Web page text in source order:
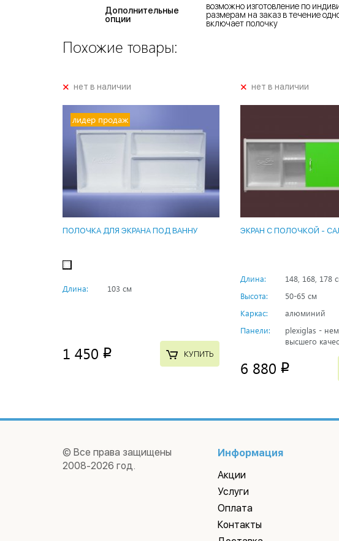
Дополнительные
опции
возможно изготовление по
размерам на заказ в течение
включает полочку
Похожие товары:
+нет в наличии
лидер продаж
ПОЛОЧКА ДЛЯ ЭКРАНА ПОД ВАННУ
Длина: 103 см
1 450 p КУПИТЬ
+нет в наличии
ЭКРАН С ПОЛОЧКОЙ -
Длина:
148, 168, 178
Высота:
50-65 см
Каркас:
алюминий
Панели:
plexiglas -
высшего
6 880 p
© Все права защищены
2008-2026 год.
Информация
Акции
Услуги
Оплата
Контакты